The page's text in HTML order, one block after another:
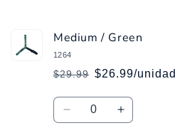
Medium
/
Medium
Blue
Medium / Green
1264
Precio
habitual
$29.99
Precio
de
oferta
$26.99/unidad
Cantidad
Reducir
Aumentar